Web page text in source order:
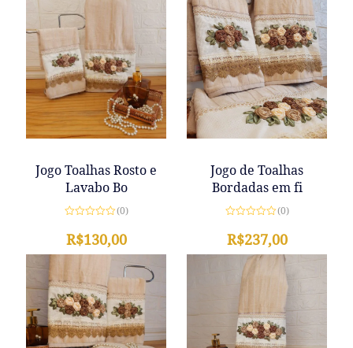
Jogo Toalhas Rosto e
Lavabo Bo
0
de
5
(0)
R$130,00
Jogo de Toalhas
Bordadas em fi
0
de
5
(0)
R$237,00